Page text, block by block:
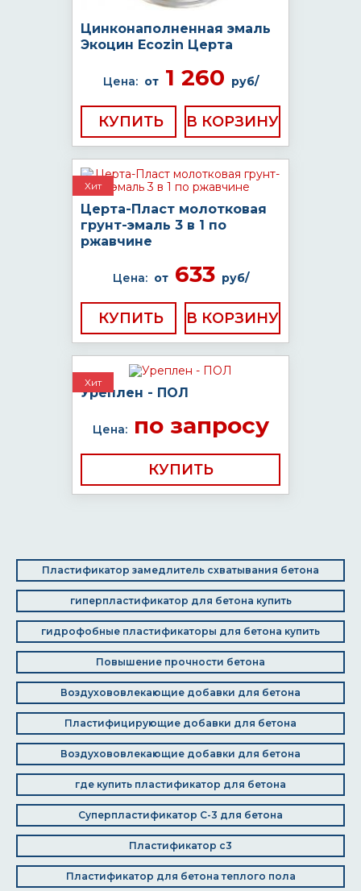
Цинконаполненная эмаль
Экоцин Ecozin Церта
Цена: от1 260 руб/
КУПИТЬ
Хит
Церта-Пласт молотковая
грунт-эмаль 3 в 1 по
ржавчине
Цена: от633 руб/
КУПИТЬ
Хит
Уреплен - ПОЛ
Цена:по запросу
КУПИТЬ
Пластификатор замедлитель схватывания бетона
гиперпластификатор для бетона купить
гидрофобные пластификаторы для бетона купить
Повышение прочности бетона
Воздухововлекающие добавки для бетона
Пластифицирующие добавки для бетона
Воздухововлекающие добавки для бетона
где купить пластификатор для бетона
Суперпластификатор С-3 для бетона
Пластификатор с3
Пластификатор для бетона теплого пола